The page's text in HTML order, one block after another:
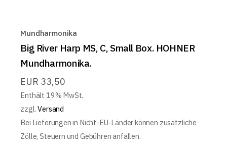
Mundharmonika
Big River Harp MS, C, Small Box. HOHNER
Mundharmonika.
EUR 33,50
Enthält 19% MwSt.
zzgl.Versand
Bei Lieferungen in Nicht-EU-Länder können zusätzliche
Zölle, Steuern und Gebühren anfallen.